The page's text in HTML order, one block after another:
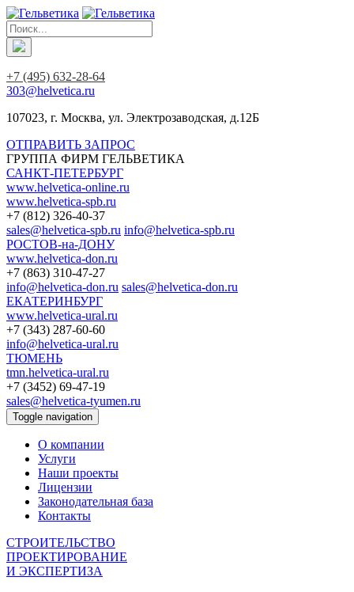
+7 (495) 632-28-64
303@helvetica.ru
107023, г. Москва, ул. Электрозаводская, д.12Б
ОТПРАВИТЬ ЗАПРОС
ГРУППА ФИРМ ГЕЛЬВЕТИКА
САНКТ-ПЕТЕРБУРГ
www.helvetica-online.ru
www.helvetica-spb.ru
+7 (812) 326-40-37
sales@helvetica-spb.ru info@helvetica-spb.ru
РОСТОВ-на-ДОНУ
www.helvetica-don.ru
+7 (863) 310-47-27
info@helvetica-don.ru sales@helvetica-don.ru
ЕКАТЕРИНБУРГ
www.helvetica-ural.ru
+7 (343) 287-60-60
info@helvetica-ural.ru
ТЮМЕНЬ
tmn.helvetica-ural.ru
+7 (3452) 69-47-19
sales@helvetica-tyumen.ru
Toggle navigation
О компании
Услуги
Наши проекты
Лицензии
Законодательная база
Контакты
СТРОИТЕЛЬСТВО
ПРОЕКТИРОВАНИЕ
И ЭКСПЕРТИЗА